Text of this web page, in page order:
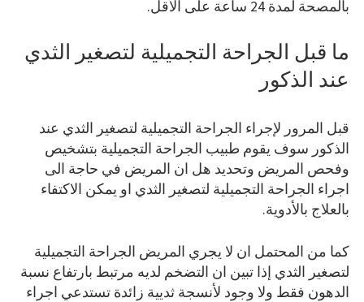
بالمصحة لمدة 24 ساعة على الأقل.
ما قبل الجراحة التجميلية لتصغير الثدي
عند الذكور
قبل المرور لإجراء الجراحة التجميلية لتصغير الثدي عند
الذكور سوف يقوم طبيب الجراحة التجميلية بتشخيص
وفحص المريض وتحديد هل ان المريض في حاجة الى
اجراء الجراحة التجميلية لتصغير الثدي او يمكن الاكتفاء
بالعلاج بالأدوية.
كما من المحتمل ان لا يجري المريض الجراحة التجميلية
لتصغير الثدي إذا تبين ان التضخم لديه مرتبط بارتفاع نسبة
الدهون فقط ولا وجود لأنسجة ثديية زائدة تستدعي اجراء